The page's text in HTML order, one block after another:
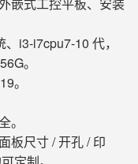
i3-i7cpu7-10 代，
。
。
。
板尺寸 / 开孔 / 印